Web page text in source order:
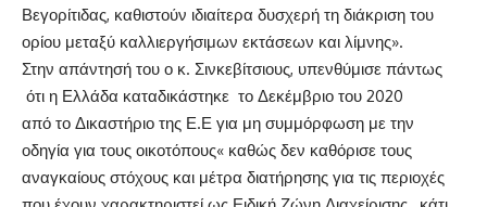
Βεγορίτιδας, καθιστούν ιδιαίτερα δυσχερή τη διάκριση του
ορίου μεταξύ καλλιεργήσιμων εκτάσεων και λίμνης».
Στην απάντησή του ο κ. Σινκεβίτσιους, υπενθύμισε πάντως
ότι η Ελλάδα καταδικάστηκε το Δεκέμβριο του 2020
από το Δικαστήριο της Ε.Ε για μη συμμόρφωση με την
οδηγία για τους οικοτόπους« καθώς δεν καθόρισε τους
αναγκαίους στόχους και μέτρα διατήρησης για τις περιοχές